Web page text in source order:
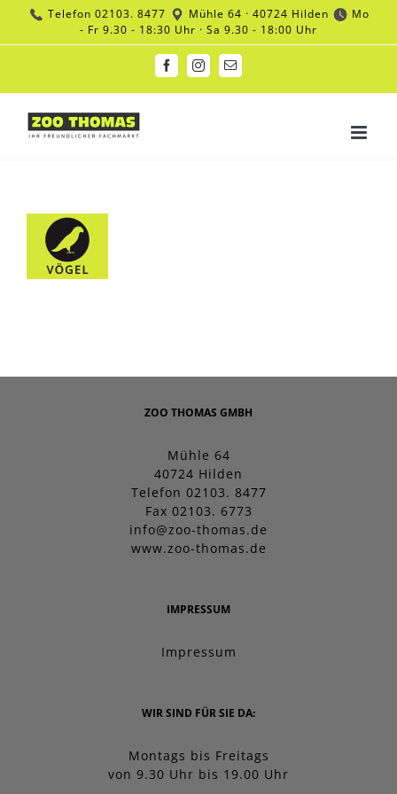
Inhalt
springen
Telefon 02103. 8477 Mühle 64 · 40724 Hilden
Mo
- Fr 9.30 - 18:30 Uhr · Sa 9.30 - 18:00 Uhr
FacebookInstagram
E-
ZOO THOMAS GMBH
Mühle 64
40724 Hilden
Telefon 02103. 8477
Fax 02103. 6773
info@zoo-thomas.de
www.zoo-thomas.de
IMPRESSUM
Impressum
WIR SIND FÜR SIE DA:
Montags bis Freitags
von 9.30 Uhr bis 19.00 Uhr